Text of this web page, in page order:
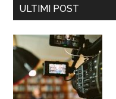
ULTIMI POST